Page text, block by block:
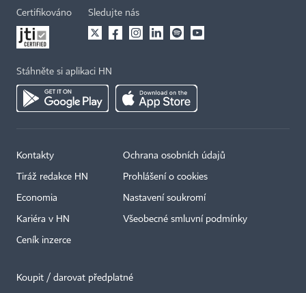
Certifikováno Sledujte nás
Stáhněte si aplikaci HN
Kontakty
Tiráž redakce HN
Economia
Kariéra v HN
Ceník inzerce
Ochrana osobních údajů
Prohlášení o cookies
Nastavení soukromí
Všeobecné smluvní podmínky
Koupit / darovat předplatné